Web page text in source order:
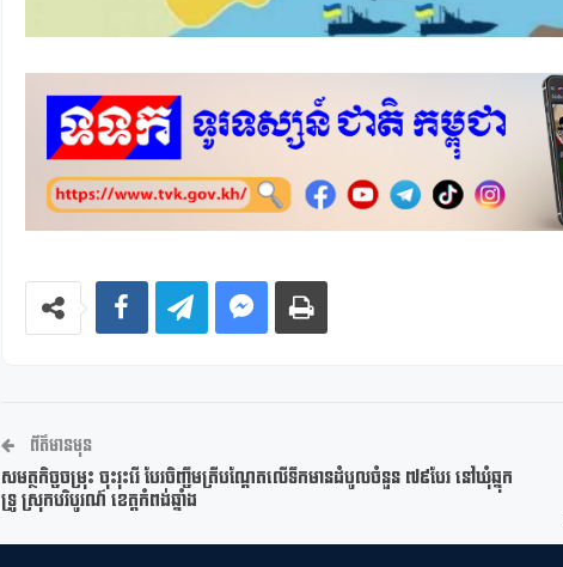
ព័ត៌មានមុន
សមត្ថកិច្ចចម្រុះ ចុះរុះរើ បែរចិញ្ចឹមត្រីបណ្តែតលើទឹកមានដំបូលចំនួន​ ៧៩បែរ​ នៅឃុំឆ្នុក
ទ្រូ ស្រុកបរិបូរណ៍ ខេត្តកំពង់ឆ្នាំង